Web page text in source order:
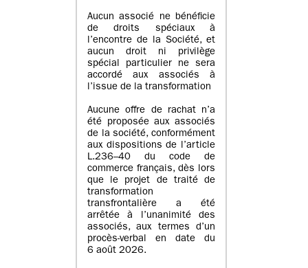
Aucun associé ne bénéficie
de droits spéciaux à
l’encontre de la Société, et
aucun droit ni privilège
spécial particulier ne sera
accordé aux associés à
l’issue de la transformation
Aucune offre de rachat n’a
été proposée aux associés
de la société, conformément
aux dispositions de l’article
L.236–40 du code de
commerce français, dès lors
que le projet de traité de
transformation
transfrontalière a été
arrêtée à l’unanimité des
associés, aux termes d’un
procès-verbal en date du
6 août 2026.